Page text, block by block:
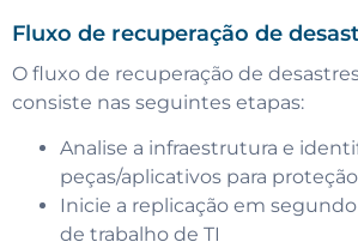
Fluxo de recuperação de
O fluxo de recuperação de
consiste nas seguintes etapas:
Analise a infraestrutura e
peças/aplicativos para
Inicie a replicação em
de trabalho de TI